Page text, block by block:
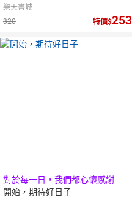
樂天書城
320
特價 253
10倍
對於每一日，我們都心懷感謝
開始，期待好日子